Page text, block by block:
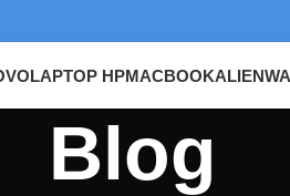
LAPTOP HPMACBOOK
Blog